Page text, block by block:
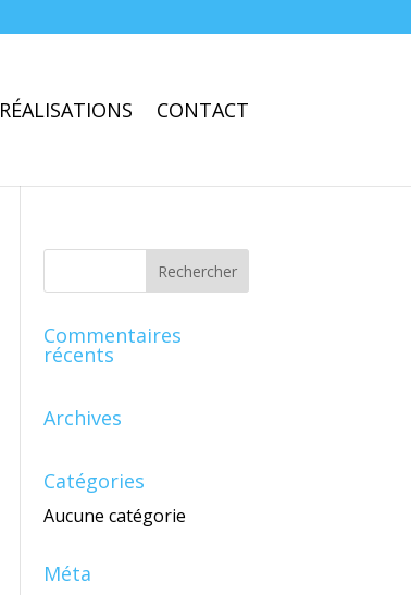
RÉALISATIONS CONTACT
Commentaires
récents
Archives
Catégories
Aucune catégorie
Méta